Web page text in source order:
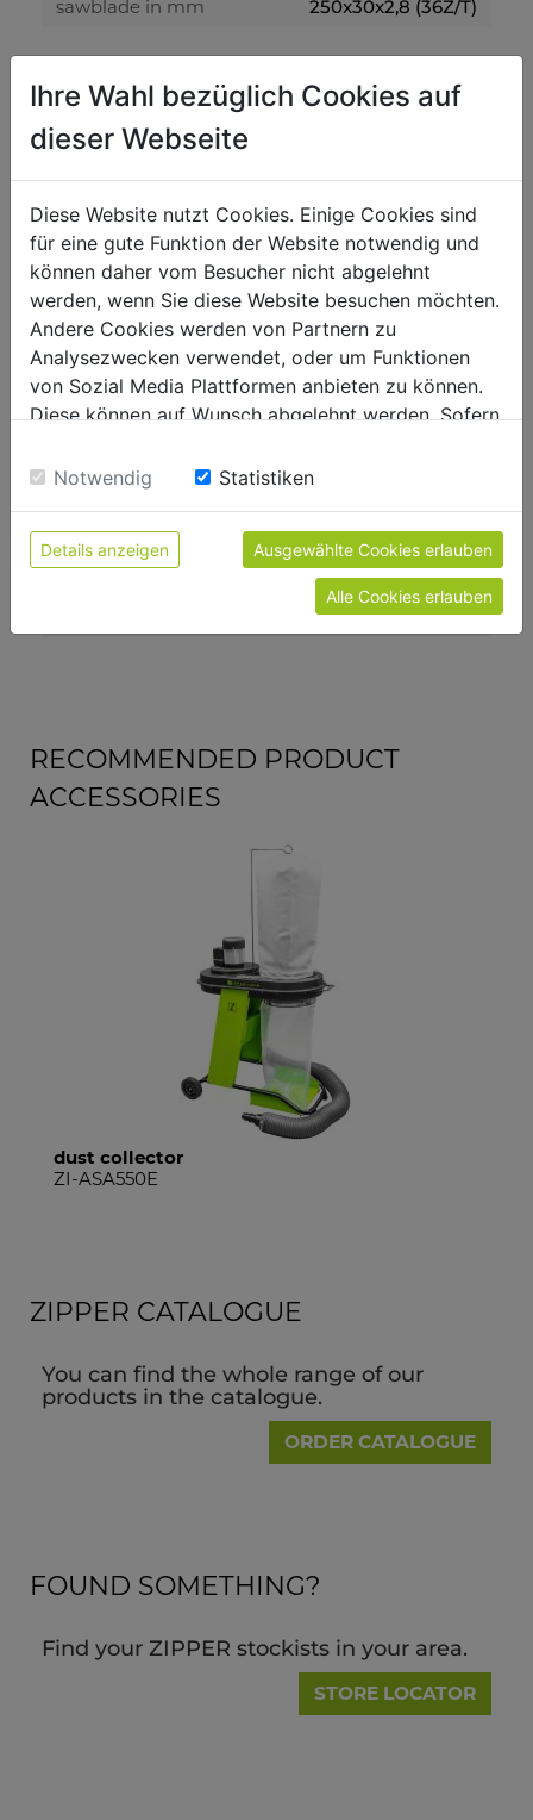
sawblade in mm 250x30x2,8 (36Z/T)
sound power level in dB(A)
weight
gross weight in kg
net weight in kg
21.50
packaging
packaging width in mm
450
packaging length in mm
general data
9120039230153
RECOMMENDED PRODUCT
ACCESSORIES
dust collector
ZI-ASA550E
ZIPPER CATALOGUE
You can find the whole range of our
products in the catalogue.
ORDER CATALOGUE
FOUND SOMETHING?
Find your ZIPPER stockists in your area.
STORE LOCATOR
Ihre Wahl bezüglich Cookies auf
dieser Webseite
Diese Website nutzt Cookies. Einige Cookies sind
für eine gute Funktion der Website notwendig und
können daher vom Besucher nicht abgelehnt
werden, wenn Sie diese Website besuchen möchten.
Andere Cookies werden von Partnern zu
Analysezwecken verwendet, oder um Funktionen
von Sozial Media Plattformen anbieten zu können.
Diese können auf Wunsch abgelehnt werden. Sofern
Einwilligung zu unseren Cookies.
Notwendig Statistiken
Details anzeigen Ausgewählte Cookies erlauben
Alle Cookies erlauben